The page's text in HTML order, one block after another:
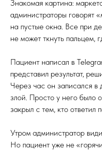
Знакомая картина:
администраторы говорят
на пустые окна. Все при
не может ткнуть пальцем,
Пациент написал в
представил результат,
Через час он записался в
злой. Просто у него было
закрыл с тем, кто ответил
Утром администратор
Но пациент уже не